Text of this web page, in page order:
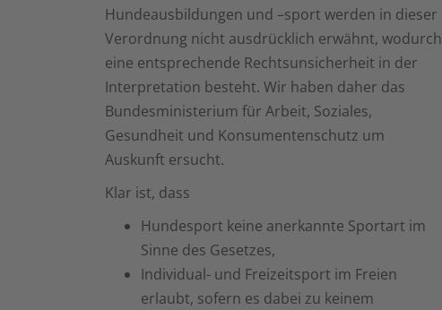
Hundeausbildungen und –sport werden in dieser
Verordnung nicht ausdrücklich erwähnt, wodurch
eine entsprechende Rechtsunsicherheit in der
Interpretation besteht. Wir haben daher das
Bundesministerium für Arbeit, Soziales,
Gesundheit und Konsumentenschutz um
Auskunft ersucht.
Klar ist, dass
Hundesport keine anerkannte Sportart im
Sinne des Gesetzes,
Individual- und Freizeitsport im Freien
erlaubt, sofern es dabei zu keinem